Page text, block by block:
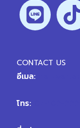
CONTACT US
อีเมล:
โทร: